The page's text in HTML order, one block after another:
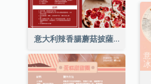
意大利辣香腸蘑菇披薩食譜卡